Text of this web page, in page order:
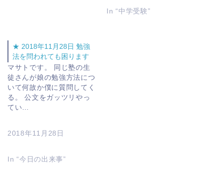
In “中学受験”
★ 2018年11月28日 勉強
法を問われても困ります
マサトです。 同じ塾の生
徒さんが娘の勉強方法につ
いて何故か僕に質問してく
る。 公文をガッツリやっ
てい…
2018年11月28日
In “今日の出来事”